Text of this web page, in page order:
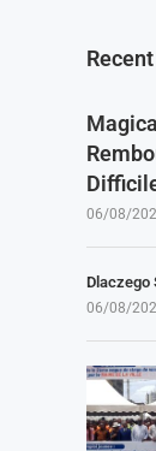
06/08/
Dlaczego
06/08/